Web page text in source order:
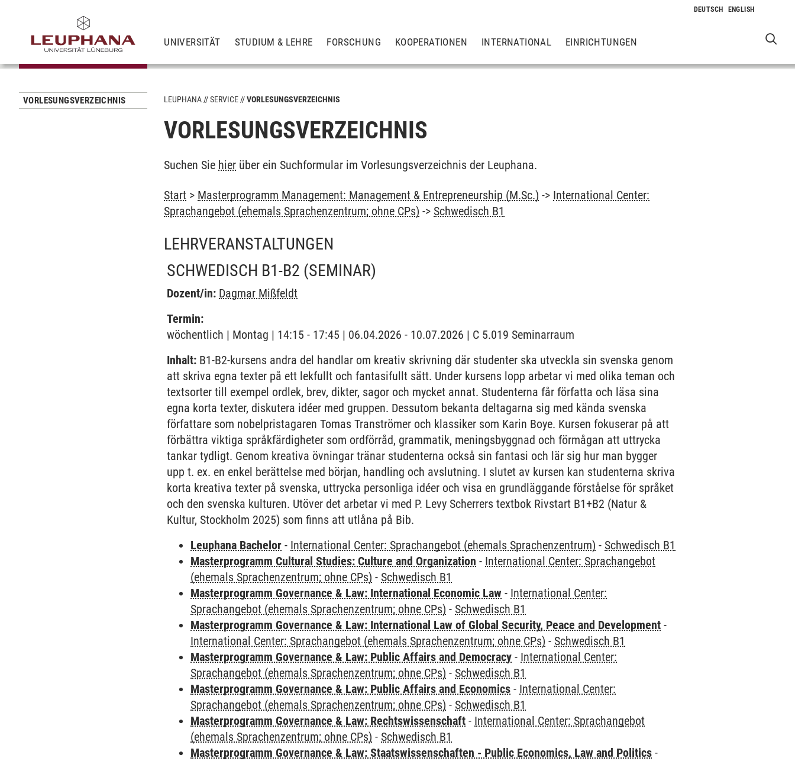
UNIVERSITÄT STUDIUM & LEHRE FORSCHUNG KOOPERATIONEN INTERNATIONAL EINRICHTUNGEN
VORLESUNGSVERZEICHNIS LEUPHANA SERVICE VORLESUNGSVERZEICHNIS
VORLESUNGSVERZEICHNIS
Suchen Sie hier über ein Suchformular im Vorlesungsverzeichnis der Leuphana.
Start > Masterprogramm Management: Management & Entrepreneurship (M.Sc.) -> International Center:
Sprachangebot (ehemals Sprachenzentrum; ohne CPs) -> Schwedisch B1
LEHRVERANSTALTUNGEN
SCHWEDISCH B1-B2 (SEMINAR)
Dozent/in: Dagmar Mißfeldt
Termin:
wöchentlich | Montag | 14:15 - 17:45 | 06.04.2026 - 10.07.2026 | C 5.019 Seminarraum
Inhalt: B1-B2-kursens andra del handlar om kreativ skrivning där studenter ska utveckla sin svenska genom
att skriva egna texter på ett lekfullt och fantasifullt sätt. Under kursens lopp arbetar vi med olika teman och
textsorter till exempel ordlek, brev, dikter, sagor och mycket annat. Studenterna får författa och läsa sina
egna korta texter, diskutera idéer med gruppen. Dessutom bekanta deltagarna sig med kända svenska
författare som nobelpristagaren Tomas Tranströmer och klassiker som Karin Boye. Kursen fokuserar på att
förbättra viktiga språkfärdigheter som ordförråd, grammatik, meningsbyggnad och förmågan att uttrycka
tankar tydligt. Genom kreativa övningar tränar studenterna också sin fantasi och lär sig hur man bygger
upp t. ex. en enkel berättelse med början, handling och avslutning. I slutet av kursen kan studenterna skriva
korta kreativa texter på svenska, uttrycka personliga idéer och visa en grundläggande förståelse för språket
och den svenska kulturen. Utöver det arbetar vi med P. Levy Scherrers textbok Rivstart B1+B2 (Natur &
Kultur, Stockholm 2025) som finns att utlåna på Bib.
Leuphana Bachelor - International Center: Sprachangebot (ehemals Sprachenzentrum) - Schwedisch B1
Masterprogramm Cultural Studies: Culture and Organization - International Center: Sprachangebot
(ehemals Sprachenzentrum; ohne CPs) - Schwedisch B1
Masterprogramm Governance & Law: International Economic Law - International Center:
Sprachangebot (ehemals Sprachenzentrum; ohne CPs) - Schwedisch B1
Masterprogramm Governance & Law: International Law of Global Security, Peace and Development -
International Center: Sprachangebot (ehemals Sprachenzentrum; ohne CPs) - Schwedisch B1
Masterprogramm Governance & Law: Public Affairs and Democracy - International Center:
Sprachangebot (ehemals Sprachenzentrum; ohne CPs) - Schwedisch B1
Masterprogramm Governance & Law: Public Affairs and Economics - International Center:
Sprachangebot (ehemals Sprachenzentrum; ohne CPs) - Schwedisch B1
Masterprogramm Governance & Law: Rechtswissenschaft - International Center: Sprachangebot
(ehemals Sprachenzentrum; ohne CPs) - Schwedisch B1
Masterprogramm Governance & Law: Staatswissenschaften - Public Economics, Law and Politics -